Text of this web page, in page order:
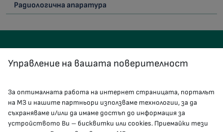
Радиологична апаратура
КОНТАКТИ
гр.София, 1000, пл. „Света Неделя“ №5
Управление на вашата поверителност
За оптималната работа на интернет страницата, порталът
на МЗ и нашите партньори използваме технологии, за да
съхраняваме и/или да имаме достъп до информация за
устройството Ви – бисквитки или cookies. Приемайки тези